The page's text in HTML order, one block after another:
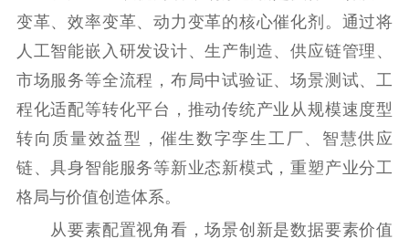
电影创作 电影市场
机关党建
党建要闻 学习在线
文化人才
紫金人才 职称评审
数据资源
变革、效率变革、动力变革的核心催化剂。通过将
人工智能嵌入研发设计、生产制造、供应链管理、
市场服务等全流程，布局中试验证、场景测试、工
程化适配等转化平台，推动传统产业从规模速度型
转向质量效益型，催生数字孪生工厂、智慧供应
链、具身智能服务等新业态新模式，重塑产业分工
格局与价值创造体系。
从要素配置视角看，场景创新是数据要素价值